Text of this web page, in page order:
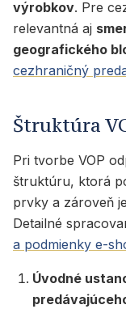
výrobkov. Pre
relevantná aj
geografického
cezhraničný
Štruktúra
Pri tvorbe VOP
štruktúru, ktorá
prvky a zároveň
Detailné
a podmienky e-
Úvodné